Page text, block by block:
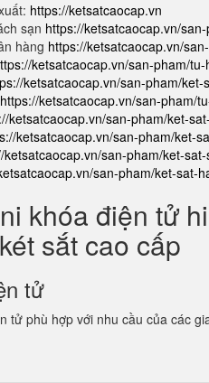
https://ketsatcaocap.vn
sạn https://ketsatcaocap.vn/
hàng https://ketsatcaocap.vn/
ketsatcaocap.vn/san-pham/tu-
ketsatcaocap.vn/san-pham/ket-
https://ketsatcaocap.vn/san-pham/
ketsatcaocap.vn/san-pham/ket-
ketsatcaocap.vn/san-pham/ket-
ketsatcaocap.vn/san-pham/ket-
san-pham/ket-sat-
khóa điện tử
sắt cao cấp
tử
tử phù hợp với nhu cầu của các